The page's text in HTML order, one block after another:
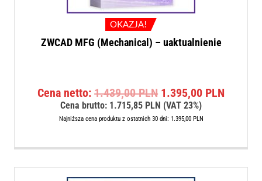
OKAZJA!
ZWCAD MFG (Mechanical) – uaktualnienie
Cena netto:1.439,00PLN Pierwotna
cena
wynosiła:
1.395,00 PLN
Cena brutto: 1.715,85 PLN (VAT 23%)
Najniższa cena produktu z ostatnich 30 dni: 1.395,00 PLN